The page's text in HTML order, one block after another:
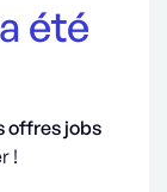
été
offres jobs
!